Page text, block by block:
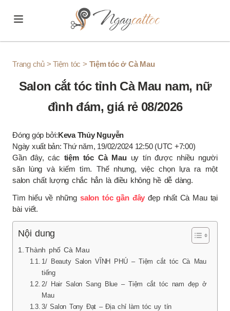
Trang chủ>Tiệm tóc > Tiệm tóc ở Cà Mau
Salon cắt tóc tỉnh Cà Mau nam, nữ
đình đám, giá rẻ 08/2026
Đóng góp bởi:Keva Thủy Nguyễn
Ngày xuất bản: Thứ năm, 19/02/2024 12:50 (UTC +7:00)
Gần đây, các tiệm tóc Cà Mau uy tín được nhiều người
săn lùng và kiếm tìm. Thế nhưng, việc chọn lựa ra một
salon chất lượng chắc hẳn là điều không hề dễ dàng.
Tìm hiểu về nhữngsalon tóc gần đây đẹp nhất Cà Mau tại
bài viết.
Nội dung
Thành phố Cà Mau
1/ Beauty Salon VĨNH PHÚ – Tiệm cắt tóc Cà Mau nổi
tiếng
2/ Hair Salon Sang Blue – Tiệm cắt tóc nam đẹp ở Cà
Mau
3/ Salon Tony Đạt – Địa chỉ làm tóc uy tín